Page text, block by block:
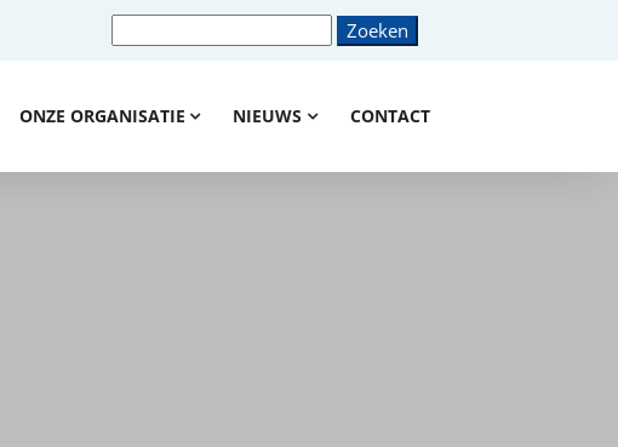
ONZE ORGANISATIE NIEUWS CONTACT